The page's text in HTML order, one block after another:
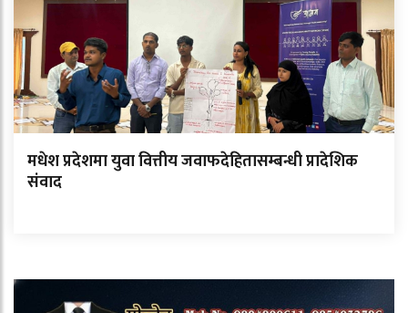
मधेश प्रदेशमा युवा वित्तीय जवाफदेहितासम्बन्धी प्रादेशिक
संवाद